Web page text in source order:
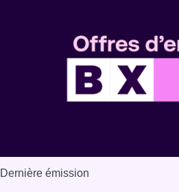
Dernière émission